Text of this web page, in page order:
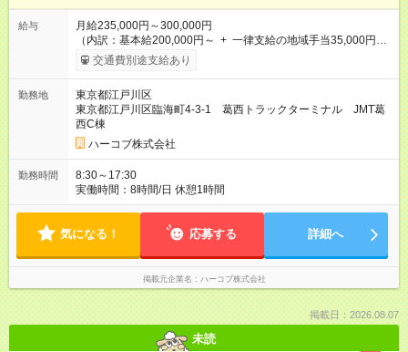
給与
月給235,000円～300,000円
（内訳：基本給200,000円～ + 一律支給の地域手当35,000円）
・日曜出勤の際、代休手当支給 ・通勤手当：上限なし 公共交
通機関の場合は3ヶ月定期の月割額を支給。 公共交通機関以外
よる） ・昇給、賞与（前年実績：2回・基本給2.9ヶ月分） 有り
※昇給と賞与は会社の業績、本人様の勤務成績、 勤務年数等に
より決定されます。 【試用期間】試用期間あり 試用期間の長
さ：3ヶ月 ※ 雇用形態と給与に、本採用時と異なる部分がありま
す。 雇用形態：本採用時と同じです。 給与：時給 1,350
円 ～ 1,350円
交通費別途支給あり
勤務地
東京都江戸川区
東京都江戸川区臨海町4-3-1 葛西トラックターミナル JMT葛
西C棟
ハーコブ株式会社
勤務時間
8:30～17:30
実働時間：8時間/日 休憩1時間
気になる！ 応募する 詳細へ
掲載元企業名 ハーコブ株式会社
掲載日：2026.08.07
未読